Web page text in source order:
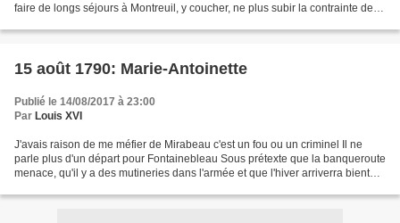
faire de longs séjours à Montreuil, y coucher, ne plus subir la contrainte de
15 août 1790: Marie-Antoinette
Publié le 14/08/2017 à 23:00
Par Louis XVI
J'avais raison de me méfier de Mirabeau c'est un fou ou un criminel Il ne
parle plus d'un départ pour Fontainebleau Sous prétexte que la banqueroute
menace, qu'il y a des mutineries dans l'armée et que l'hiver arriverra bientôt,